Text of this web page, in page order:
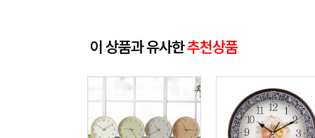
이 상품과 유사한추천상품